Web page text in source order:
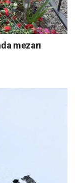
mezarı